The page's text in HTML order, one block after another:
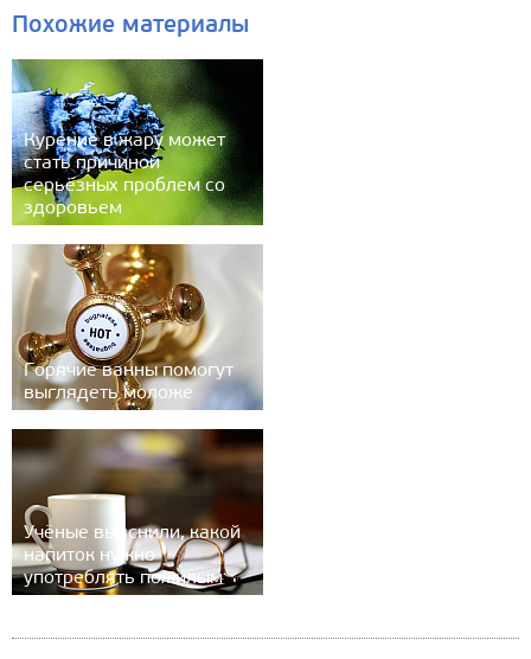
Похожие материалы
Курение в жару может
стать причиной
серьёзных проблем со
здоровьем
Горячие ванны помогут
выглядеть моложе
Учёные выяснили, какой
напиток нужно
употреблять пожилым